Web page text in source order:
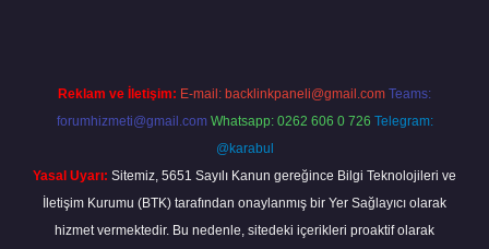
Reklam ve İletişim: E-mail: backlinkpaneli@gmail.com Teams:
forumhizmeti@gmail.com Whatsapp: 0262 606 0 726 Telegram:
@karabul
Yasal Uyarı: Sitemiz, 5651 Sayılı Kanun gereğince Bilgi Teknolojileri ve
İletişim Kurumu (BTK) tarafından onaylanmış bir Yer Sağlayıcı olarak
hizmet vermektedir. Bu nedenle, sitedeki içerikleri proaktif olarak